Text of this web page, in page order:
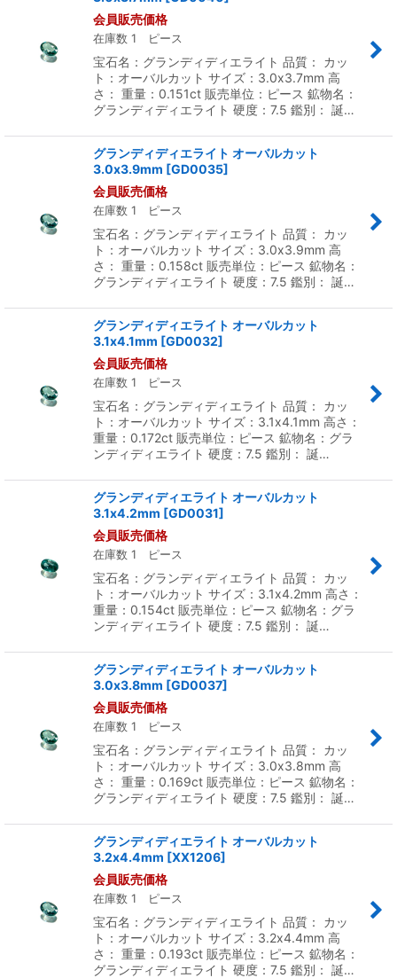
会員販売価格
在庫数 1 ピース
宝石名：グランディディエライト 品質： カッ
ト：オーバルカット サイズ：3.0x3.7mm 高
さ： 重量：0.151ct 販売単位：ピース 鉱物名：
グランディディエライト 硬度：7.5 鑑別： 誕…
グランディディエライト オーバルカット
3.0x3.9mm [GD0035]
会員販売価格
在庫数 1 ピース
宝石名：グランディディエライト 品質： カッ
ト：オーバルカット サイズ：3.0x3.9mm 高
さ： 重量：0.158ct 販売単位：ピース 鉱物名：
グランディディエライト 硬度：7.5 鑑別： 誕…
グランディディエライト オーバルカット
3.1x4.1mm [GD0032]
会員販売価格
在庫数 1 ピース
宝石名：グランディディエライト 品質： カッ
ト：オーバルカット サイズ：3.1x4.1mm 高さ：
重量：0.172ct 販売単位：ピース 鉱物名：グラ
ンディディエライト 硬度：7.5 鑑別： 誕…
グランディディエライト オーバルカット
3.1x4.2mm [GD0031]
会員販売価格
在庫数 1 ピース
宝石名：グランディディエライト 品質： カッ
ト：オーバルカット サイズ：3.1x4.2mm 高さ：
重量：0.154ct 販売単位：ピース 鉱物名：グラ
ンディディエライト 硬度：7.5 鑑別： 誕…
グランディディエライト オーバルカット
3.0x3.8mm [GD0037]
会員販売価格
在庫数 1 ピース
宝石名：グランディディエライト 品質： カッ
ト：オーバルカット サイズ：3.0x3.8mm 高
さ： 重量：0.169ct 販売単位：ピース 鉱物名：
グランディディエライト 硬度：7.5 鑑別： 誕…
グランディディエライト オーバルカット
3.2x4.4mm [XX1206]
会員販売価格
在庫数 1 ピース
宝石名：グランディディエライト 品質： カッ
ト：オーバルカット サイズ：3.2x4.4mm 高
さ： 重量：0.193ct 販売単位：ピース 鉱物名：
グランディディエライト 硬度：7.5 鑑別： 誕…